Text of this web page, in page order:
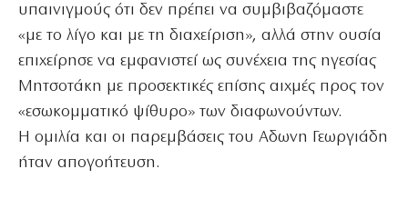
υπαινιγμούς ότι δεν πρέπει να συμβιβαζόμαστε
«με το λίγο και με τη διαχείριση», αλλά στην ουσία
επιχείρησε να εμφανιστεί ως συνέχεια της ηγεσίας
Μητσοτάκη με προσεκτικές επίσης αιχμές προς τον
«εσωκομματικό ψίθυρο» των διαφωνούντων.
Η ομιλία και οι παρεμβάσεις του Αδωνη Γεωργιάδη
ήταν απογοήτευση.